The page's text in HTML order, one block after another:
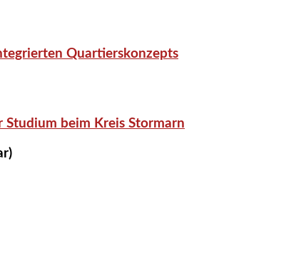
Quartierskonzepts
beim Kreis Stormarn